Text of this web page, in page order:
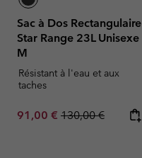
Sac à Dos Rectangulaire
Star Range 23L Unisexe
M
Résistant à l'eau et aux
taches
Sale price:
91,00 € Regular price:
130,00 €